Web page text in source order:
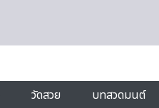
วัดสวย บทสวดมนต์